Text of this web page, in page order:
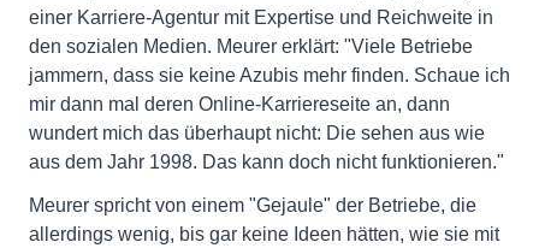
einer Karriere-Agentur mit Expertise und Reichweite in
den sozialen Medien. Meurer erklärt: "Viele Betriebe
jammern, dass sie keine Azubis mehr finden. Schaue ich
mir dann mal deren Online-Karriereseite an, dann
wundert mich das überhaupt nicht: Die sehen aus wie
aus dem Jahr 1998. Das kann doch nicht funktionieren."
Meurer spricht von einem "Gejaule" der Betriebe, die
allerdings wenig, bis gar keine Ideen hätten, wie sie mit